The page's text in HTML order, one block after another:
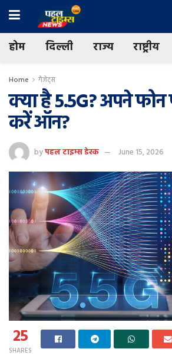
होम दिल्ली राज्य राष्ट्रीय
Home गैजेट्स
क्या है 5.5G? अपने
करें ऑन?
byपहल टाइम्स डेस्क June 15, 2026
25
SHARES